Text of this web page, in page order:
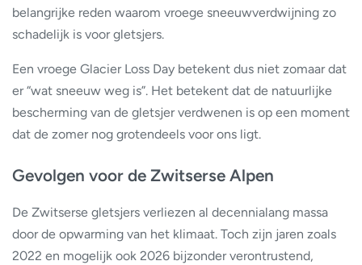
belangrijke reden waarom vroege sneeuwverdwijning zo
schadelijk is voor gletsjers.
Een vroege Glacier Loss Day betekent dus niet zomaar dat
er “wat sneeuw weg is”. Het betekent dat de natuurlijke
bescherming van de gletsjer verdwenen is op een moment
dat de zomer nog grotendeels voor ons ligt.
Gevolgen voor de Zwitserse Alpen
De Zwitserse gletsjers verliezen al decennialang massa
door de opwarming van het klimaat. Toch zijn jaren zoals
2022 en mogelijk ook 2026 bijzonder verontrustend,